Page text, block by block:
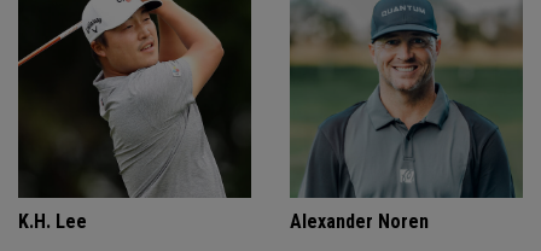
K.H. Lee Alexander Noren